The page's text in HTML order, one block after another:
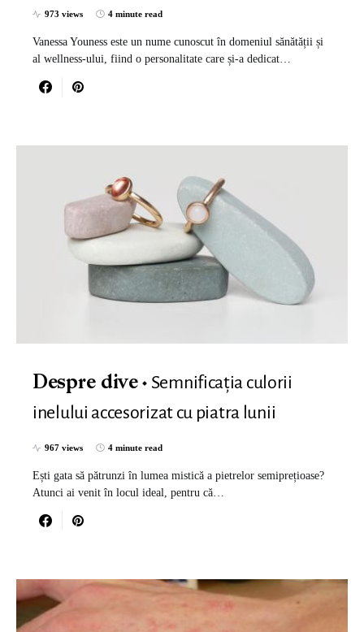
973 views 4 minute read
Vanessa Youness este un nume cunoscut în domeniul sănătății și
al wellness-ului, fiind o personalitate care și-a dedicat…
Despre dive
Semnificația culorii
inelului accesorizat cu piatra lunii
967 views 4 minute read
Ești gata să pătrunzi în lumea mistică a pietrelor semiprețioase?
Atunci ai venit în locul ideal, pentru că…